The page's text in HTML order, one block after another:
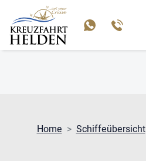
Home Schiffeübersicht